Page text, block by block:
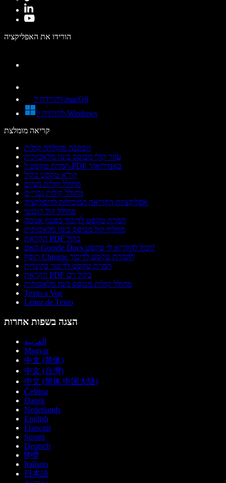
הורידו את האפליקציה
להורדה ל-macOS
להורדה ל-Windows
קריאה מומלצת
הכתבה והקלדה קולית
עוזר קולי מבוסס בינה מלאכותית
המרת טקסט ל-PDF באנדרואיד
קורא טקסט בקול
מחולל קולות נשיים
מחולל קולות גבריים
אפליקציות הקריאה המובילות לדיסלקציה
מחולל קול רובוטי
המרת טקסט לדיבור בסגנון אנימה
מחליף קול מבוסס בינה מלאכותית
הקראת PDF בקול
האם Google Docs יכול להקריא לי טקסט?
תוסף Chrome להמרת טקסט לדיבור
המרת טקסט לדיבור בהינדית
הקראת PDF בקול רם
מחולל קולות מבוסס בינה מלאכותית
Texto a Voz
Leitor de Texto
הצגה בשפות אחרות
العربية
Magyar
中文 (简体)
中文 (台灣)
中文 (简体 中国大陆)
Čeština
Dansk
Nederlands
English
Français
Suomi
Deutsch
हिन्दी
Italiano
日本語